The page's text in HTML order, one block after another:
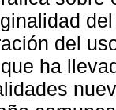
del
ha